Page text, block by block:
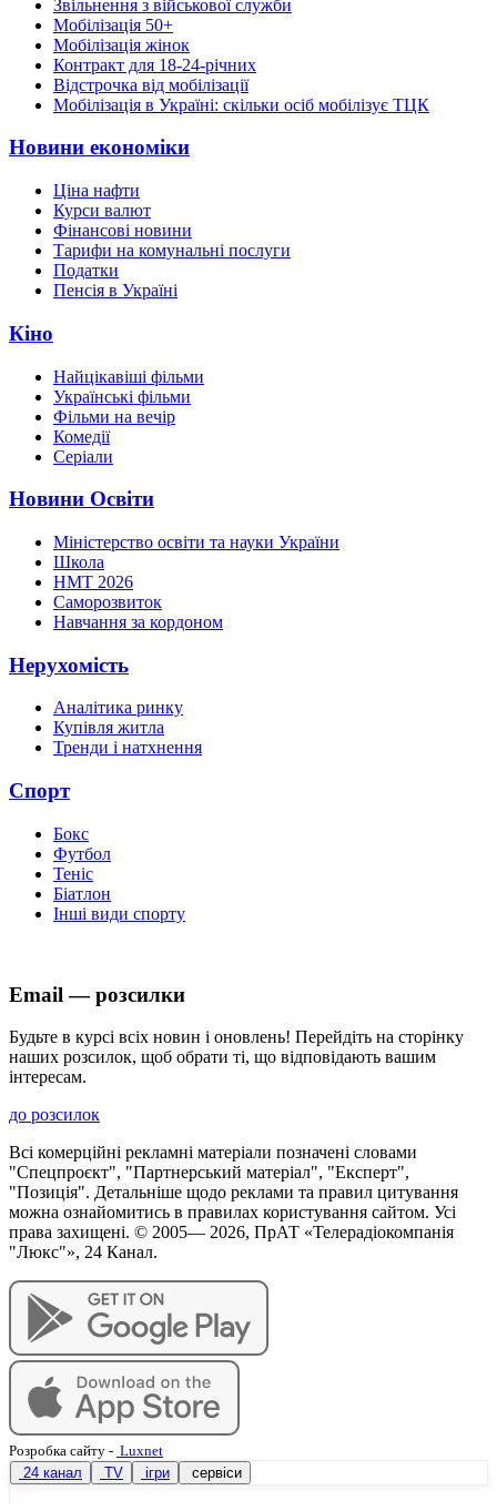
Звільнення з військової служби
Мобілізація 50+
Мобілізація жінок
Контракт для 18-24-річних
Відстрочка від мобілізації
Мобілізація в Україні: скільки осіб мобілізує ТЦК
Новини економіки
Ціна нафти
Курси валют
Фінансові новини
Тарифи на комунальні послуги
Податки
Пенсія в Україні
Кіно
Найцікавіші фільми
Українські фільми
Фільми на вечір
Комедії
Серіали
Новини Освіти
Міністерство освіти та науки України
Школа
НМТ 2026
Саморозвиток
Навчання за кордоном
Нерухомість
Аналітика ринку
Купівля житла
Тренди і натхнення
Спорт
Бокс
Футбол
Теніс
Біатлон
Інші види спорту
Email — розсилки
Будьте в курсі всіх новин і оновлень! Перейдіть на сторінку
наших розсилок, щоб обрати ті, що відповідають вашим
інтересам.
до розсилок
Всі комерційні рекламні матеріали позначені словами
"Спецпроєкт", "Партнерський матеріал", "Експерт",
"Позиція". Детальніше щодо реклами та правил цитування
можна ознайомитись в правилах користування сайтом. Усі
права захищені. © 2005— 2026, ПрАТ «Телерадіокомпанія
"Люкс"», 24 Канал.
Розробка сайту - Luxnet
24 канал
TV ігри сервіси